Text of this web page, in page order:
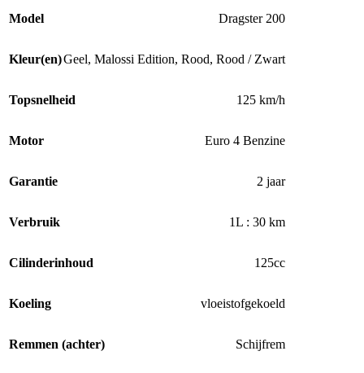
Model Dragster 200
Kleur(en)Geel, Malossi Edition, Rood, Rood / Zwart
Topsnelheid 125 km/h
Motor Euro 4 Benzine
Garantie 2 jaar
Verbruik 1L : 30 km
Cilinderinhoud 125cc
Koeling vloeistofgekoeld
Remmen (achter) Schijfrem